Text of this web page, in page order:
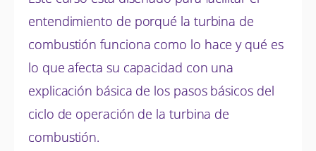
entendimiento de porqué la turbina de
combustión funciona como lo hace y qué es
lo que afecta su capacidad con una
explicación básica de los pasos básicos del
ciclo de operación de la turbina de
combustión.